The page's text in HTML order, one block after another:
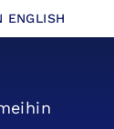
ENGLISH